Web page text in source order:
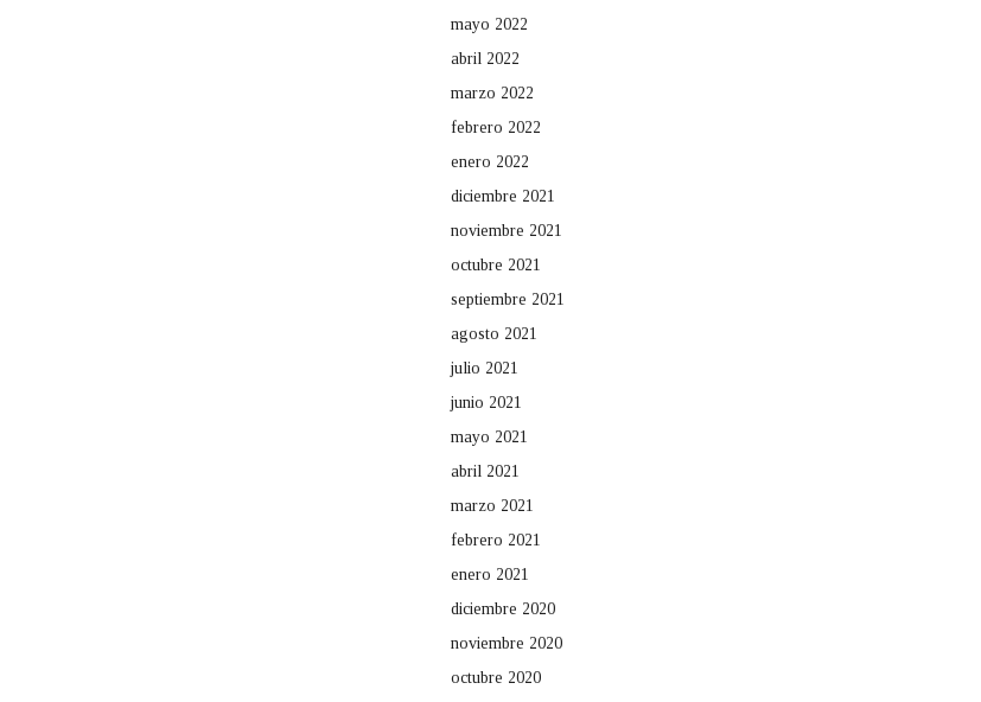
mayo 2022
abril 2022
marzo 2022
febrero 2022
enero 2022
diciembre 2021
noviembre 2021
octubre 2021
septiembre 2021
agosto 2021
julio 2021
junio 2021
mayo 2021
abril 2021
marzo 2021
febrero 2021
enero 2021
diciembre 2020
noviembre 2020
octubre 2020